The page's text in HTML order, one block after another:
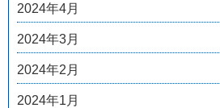
2024年4月
2024年3月
2024年2月
2024年1月